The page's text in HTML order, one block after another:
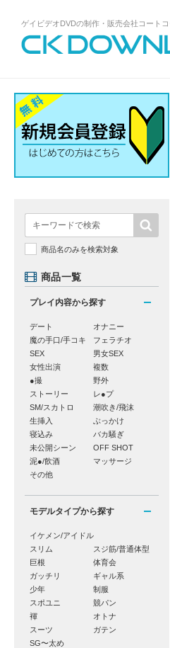
ゲイビデオDVDの制作・販売会社コート
信サイトCK DOWNLOAD
商品名のみを検索対象
商品一覧
プレイ内容から探す
デート
オナニー
魔の手口/手コキ
フェラチオ
SEX
男女SEX
女性出演
複数
●撮
野外
ストーリー
レ●プ
SM/スカトロ
潮吹き/飛沫
生挿入
ぶっかけ
寝込み
バカ騒ぎ
未公開シーン
OFF SHOT
泥●/飲酒
マッサージ
その他
モデルタイプから探す
イケメン/アイドル
スリム
スジ筋/普通体型
巨根
体育会
ガッチリ
ギャル系
少年
制服
スポユニ
競パン
褌
オトナ
スーツ
ガテン
SG〜太め